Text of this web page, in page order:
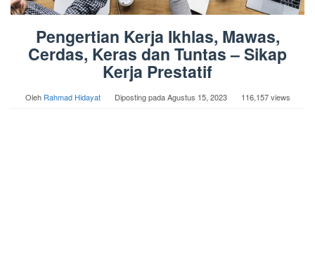
Pengertian Kerja Ikhlas, Mawas,
Cerdas, Keras dan Tuntas – Sikap
Kerja Prestatif
Oleh Rahmad Hidayat Diposting padaAgustus 15, 2023 116,157 views